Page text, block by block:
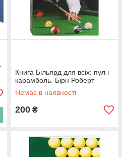
Книга Більярд для всіх: пул і
карамболь. Бірн Роберт
Немає в наявності
200 ₴